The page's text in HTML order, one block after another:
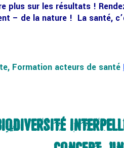
plus sur les résultats !
– de la nature ! La santé,
Formation acteurs de santé